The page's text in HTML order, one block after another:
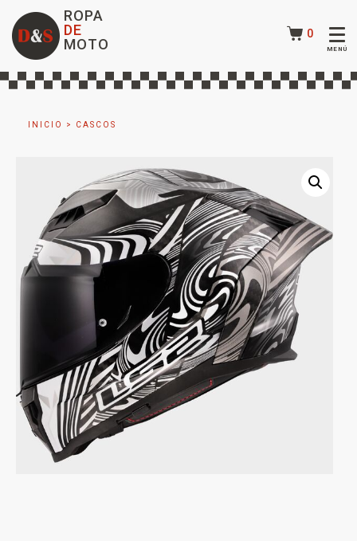
ROPA
DE
MOTO
0
INICIO > CASCOS